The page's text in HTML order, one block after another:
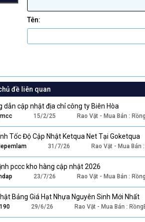
18
22
26
Verdana
Tên
đề liên quan
dẫn cập nhật địa chỉ công ty Biên Hòa
15/2/25 Rao Vặt - Mua Bán :
Tốc Độ Cập Nhật Ketqua Net Tại Goketqua
31/7/26 Rao Vặt - Mua Bán
pccc kho hàng cập nhật 2026
23/7/26 Rao Vặt - Mua Bán :
Bảng Giá Hạt Nhựa Nguyên Sinh Mới Nhất
29/6/26 Rao Vặt - Mua Bán :